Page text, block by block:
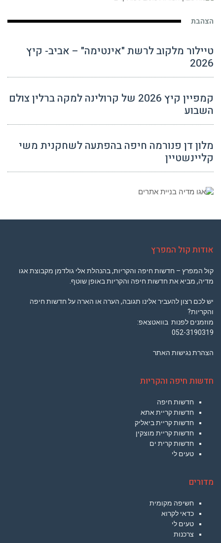
הצהבת
טיילור מלקוב לרשת "אינטימה" – אביב- קיץ
2026
קמפיין קיץ 2026 של קרולינה למקה ברלין צולם
השבוע
מלון דן פנורמה חיפה בהפתעה לשחקנית משי
קליינשטיין
אודות קול המפרץ
קול המפרץ – חדשות חיפה והקריות, בהנהלת אלי גולדמן מקבוצת אגו
מדיה, מביא את חדשות חיפה והקריות באופן שוטף.
יש לכם רצון להעביר אלינו תגובה, הערה או הארה על חדשות חיפה
והקריות?
מוזמנים לפנות בוואטצאפ:
052-3190319
הצהרת נגישות האתר
חדשות חיפה והקריות
חדשות חיפה
חדשות קריית אתא
חדשות קריית ביאליק
חדשות קריית מוצקין
חדשות קרית ים
טעים לי
מדורים
חשיפה מקומית
כדאי לקרוא
טעים לי
צרכנות